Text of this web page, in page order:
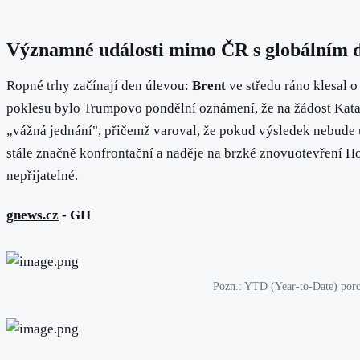
Významné události mimo ČR s globálním
Ropné trhy začínají den úlevou: Brent ve středu ráno klesal
poklesu bylo Trumpovo pondělní oznámení, že na žádost
„vážná jednání", přičemž varoval, že pokud výsledek
stále značně konfrontační a naděje na brzké znovuotevření
nepřijatelné.
gnews.cz - GH
Pozn.: YTD (Year-to-Date)